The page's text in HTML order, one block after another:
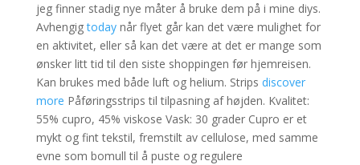
jeg finner stadig nye måter å bruke dem på i mine diys.
Avhengigtodaynår flyet går kan det være mulighet for
en aktivitet, eller så kan det være at det er mange som
ønsker litt tid til den siste shoppingen før hjemreisen.
Kan brukes med både luft og helium. Strips discover
more Påføringsstrips til tilpasning af højden. Kvalitet:
55% cupro, 45% viskose Vask: 30 grader Cupro er et
mykt og fint tekstil, fremstilt av cellulose, med samme
evne som bomull til å puste og regulere